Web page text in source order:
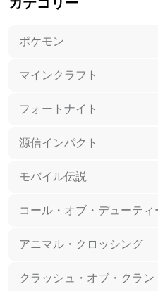
ポケモン
マインクラフト
フォートナイト
源信インパクト
モバイル伝説
コール・オブ・デューティ
アニマル・クロッシング
クラッシュ・オブ・クラン